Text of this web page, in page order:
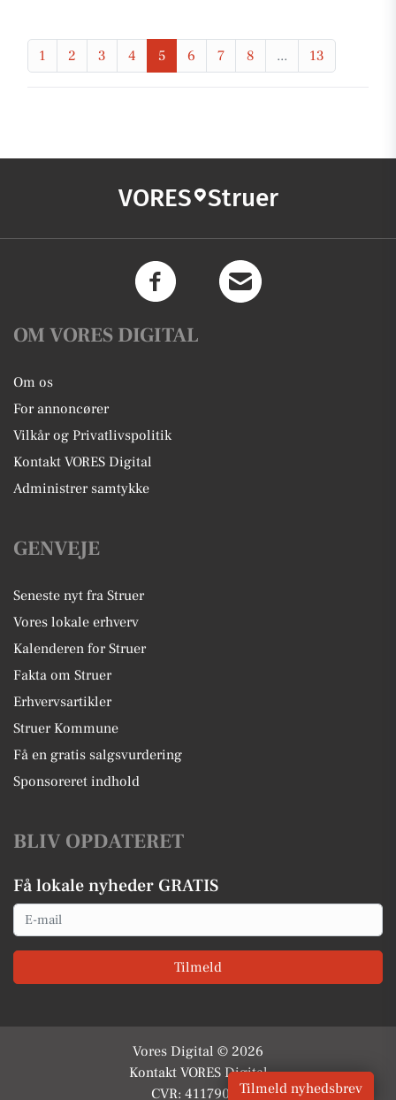
1 2 3 4 5 6 7 8 ... 13
VORES Struer
OM VORES DIGITAL
Om os
For annoncører
Vilkår og Privatlivspolitik
Kontakt VORES Digital
Administrer samtykke
GENVEJE
Seneste nyt fra Struer
Vores lokale erhverv
Kalenderen for Struer
Fakta om Struer
Erhvervsartikler
Struer Kommune
Få en gratis salgsvurdering
Sponsoreret indhold
BLIV OPDATERET
Få lokale nyheder GRATIS
Email
Tilmeld
Vores Digital © 2026
Kontakt VORES Digital
CVR: 41179082Tilmeld nyhedsbrev